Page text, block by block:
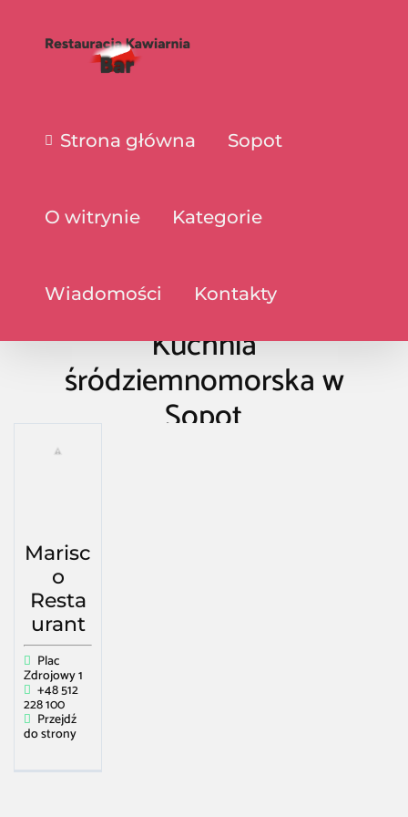
Strona główna Sopot
O witrynie Kategorie
Wiadomości Kontakty
Kuchnia
śródziemnomorska w
Sopot
Restauracja Kawiarnia Bar
Marisc
o
Resta
urant
Plac
Zdrojowy 1
+48 512
228 100
Przejdź
do strony